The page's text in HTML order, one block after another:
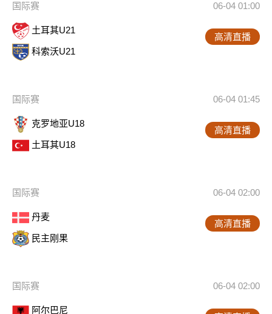
国际赛 06-04 01:00
土耳其U21
科索沃U21
高清直播
国际赛 06-04 01:45
克罗地亚U18
土耳其U18
高清直播
国际赛 06-04 02:00
丹麦
民主刚果
高清直播
国际赛 06-04 02:00
阿尔巴尼